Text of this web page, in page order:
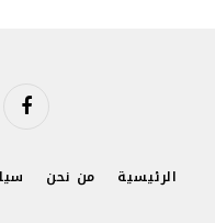
الرئيسية من نحن